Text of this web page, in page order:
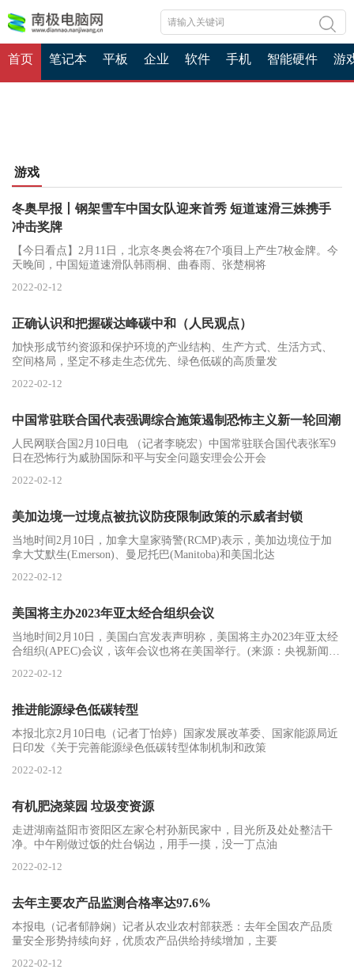
首页 笔记本 平板 企业 软件 手机 智能硬件 游
游戏
冬奥早报丨钢架雪车中国女队迎来首秀 短道速滑三姝携手
冲击奖牌
【今日看点】2月11日，北京冬奥会将在7个项目上产生7枚金牌。今
天晚间，中国短道速滑队韩雨桐、曲春雨、张楚桐将
2022-02-12
正确认识和把握碳达峰碳中和（人民观点）
加快形成节约资源和保护环境的产业结构、生产方式、生活方式、
空间格局，坚定不移走生态优先、绿色低碳的高质量发
2022-02-12
中国常驻联合国代表强调综合施策遏制恐怖主义新一轮回潮
人民网联合国2月10日电 （记者李晓宏）中国常驻联合国代表张军9
日在恐怖行为威胁国际和平与安全问题安理会公开会
2022-02-12
美加边境一过境点被抗议防疫限制政策的示威者封锁
当地时间2月10日，加拿大皇家骑警(RCMP)表示，美加边境位于加
拿大艾默生(Emerson)、曼尼托巴(Manitoba)和美国北达
2022-02-12
美国将主办2023年亚太经合组织会议
当地时间2月10日，美国白宫发表声明称，美国将主办2023年亚太经
合组织(APEC)会议，该年会议也将在美国举行。(来源：央视新闻客
2022-02-12
推进能源绿色低碳转型
本报北京2月10日电（记者丁怡婷）国家发展改革委、国家能源局近
日印发《关于完善能源绿色低碳转型体制机制和政策
2022-02-12
有机肥浇菜园 垃圾变资源
走进湖南益阳市资阳区左家仑村孙新民家中，目光所及处处整洁干
净。中午刚做过饭的灶台锅边，用手一摸，没一丁点油
2022-02-12
去年主要农产品监测合格率达97.6%
本报电（记者郁静娴）记者从农业农村部获悉：去年全国农产品质
量安全形势持续向好，优质农产品供给持续增加，主要
2022-02-12